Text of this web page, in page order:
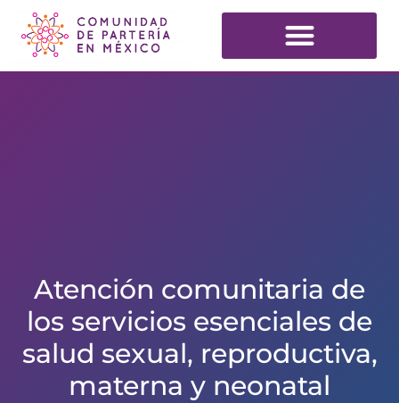
Atención comunitaria de
los servicios esenciales de
salud sexual, reproductiva,
materna y neonatal